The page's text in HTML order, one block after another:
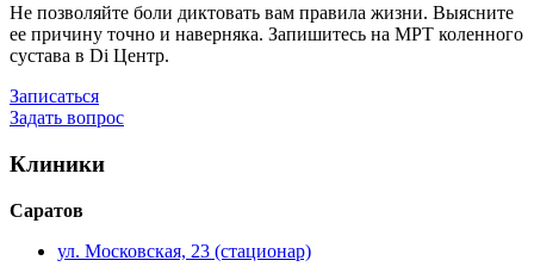
Не позволяйте боли диктовать вам правила жизни. Выясните
ее причину точно и наверняка. Запишитесь на МРТ коленного
сустава в Di Центр.
Записаться
Задать вопрос
Клиники
Саратов
ул. Московская, 23 (стационар)